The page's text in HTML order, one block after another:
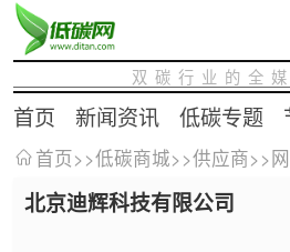
双碳行业的全
首页 新闻资讯 低碳专题
首页>>低碳商城>>供应商>>
北京迪辉科技有限公司